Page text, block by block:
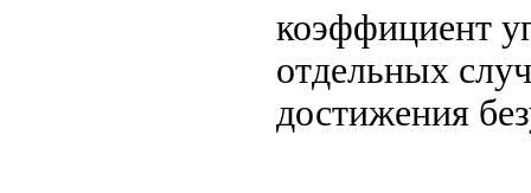
коэффициент
отдельных
достижения